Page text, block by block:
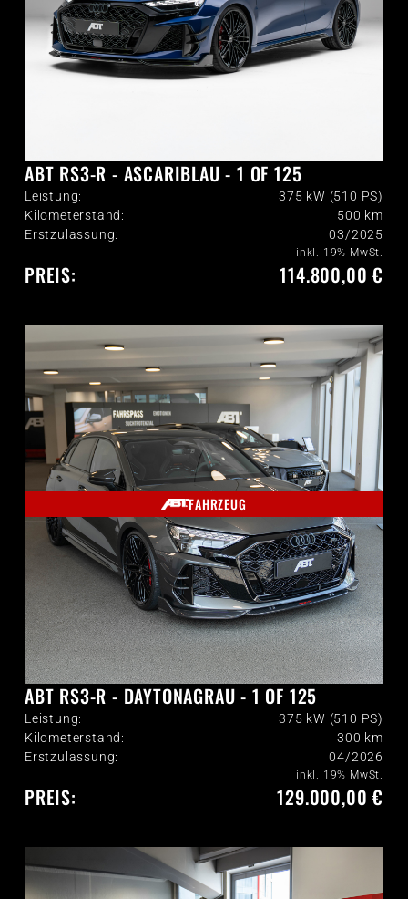
ABT RS3-R - ASCARIBLAU - 1 OF 125
Leistung:
375 kW (510 PS)
Kilometerstand:
500 km
Erstzulassung:
03/2025
PREIS:
inkl. 19% MwSt.
114.800,00 €
FAHRZEUG
ABT RS3-R - DAYTONAGRAU - 1 OF 125
Leistung:
375 kW (510 PS)
Kilometerstand:
300 km
Erstzulassung:
04/2026
PREIS:
inkl. 19% MwSt.
129.000,00 €